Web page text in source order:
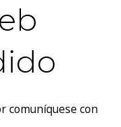
comuníquese con